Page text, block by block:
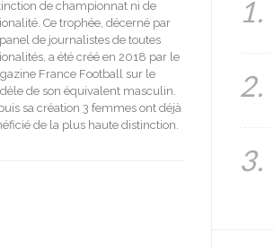
de championnat ni de
Ce trophée, décerné par
de journalistes de toutes
a été créé en 2018 par le
France Football sur le
de son équivalent masculin.
sa création 3 femmes ont déjà
de la plus haute distinction.
1.
2.
3.